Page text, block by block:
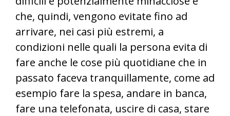
che, quindi, vengono evitate fino ad
arrivare, nei casi più estremi, a
condizioni nelle quali la persona evita di
fare anche le cose più quotidiane che in
passato faceva tranquillamente, come ad
esempio fare la spesa, andare in banca,
fare una telefonata, uscire di casa, stare